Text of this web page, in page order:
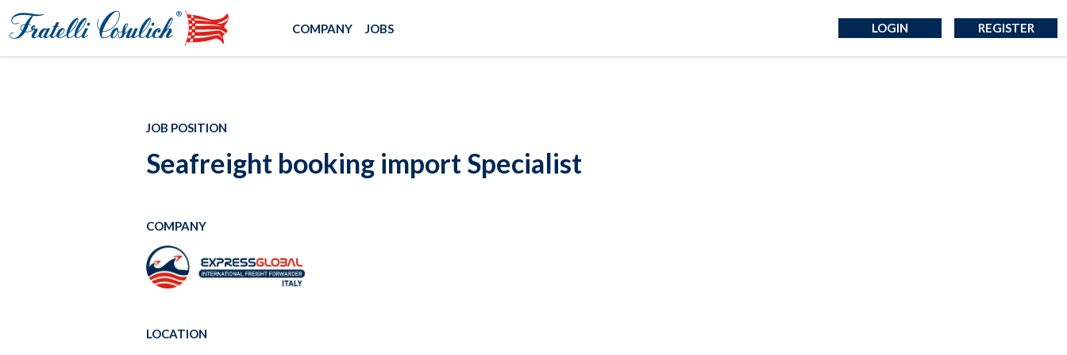
COMPANY JOBS LOGIN REGISTER
JOB POSITION
Seafreight booking import Specialist
COMPANY
LOCATION